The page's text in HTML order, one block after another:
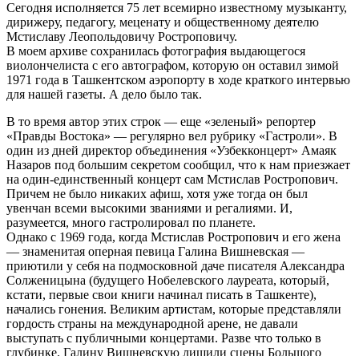
Сегодня исполняется 75 лет всемирно известному музыканту,
дирижеру, педагогу, меценату и общественному деятелю
Мстиславу Леопольдовичу Ростроповичу.
В моем архиве сохранилась фотография выдающегося
виолончелиста с его автографом, которую он оставил зимой
1971 года в Ташкентском аэропорту в ходе краткого интервью
для нашей газеты. А дело было так.
В то время автор этих строк — еще «зеленый» репортер
«Правды Востока» — регулярно вел рубрику «Гастроли». В
один из дней директор объединения «Узбекконцерт» Амаяк
Назаров под большим секретом сообщил, что к нам приезжает
на один-единственный концерт сам Мстислав Ростропович.
Причем не было никаких афиш, хотя уже тогда он был
увенчан всеми высокими званиями и регалиями. И,
разумеется, много гастролировал по планете.
Однако с 1969 года, когда Мстислав Ростропович и его жена
— знаменитая оперная певица Галина Вишневская —
приютили у себя на подмосковной даче писателя Александра
Солженицына (будущего Нобелевского лауреата, который,
кстати, первые свои книги начинал писать в Ташкенте),
начались гонения. Великим артистам, которые представляли
гордость страны на международной арене, не давали
выступать с публичными концертами. Разве что только в
глубинке. Галину Вишневскую лишили сцены Большого